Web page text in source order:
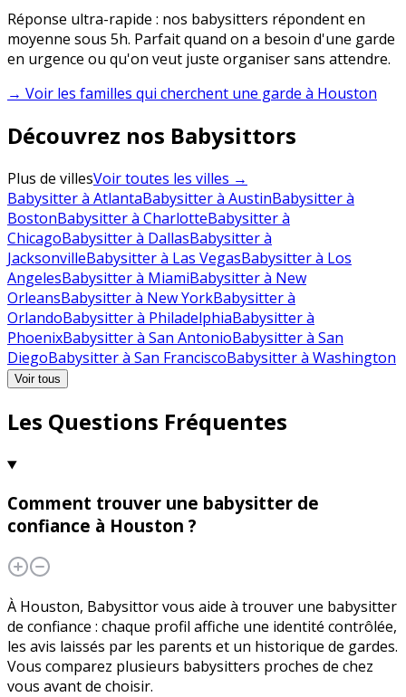
Réponse ultra-rapide : nos babysitters répondent en
moyenne sous 5h. Parfait quand on a besoin d'une garde
en urgence ou qu'on veut juste organiser sans attendre.
→ Voir les familles qui cherchent une garde à Houston
Découvrez nos Babysittors
Plus de villesVoir toutes les villes →
Babysitter à AtlantaBabysitter à AustinBabysitter à
BostonBabysitter à CharlotteBabysitter à
ChicagoBabysitter à DallasBabysitter à
JacksonvilleBabysitter à Las VegasBabysitter à Los
AngelesBabysitter à MiamiBabysitter à New
OrleansBabysitter à New YorkBabysitter à
OrlandoBabysitter à PhiladelphiaBabysitter à
PhoenixBabysitter à San AntonioBabysitter à San
DiegoBabysitter à San FranciscoBabysitter à Washington
Voir tous
Les Questions Fréquentes
Comment trouver une babysitter de
confiance à Houston ?
À Houston, Babysittor vous aide à trouver une babysitter
de confiance : chaque profil affiche une identité contrôlée,
les avis laissés par les parents et un historique de gardes.
Vous comparez plusieurs babysitters proches de chez
vous avant de choisir.